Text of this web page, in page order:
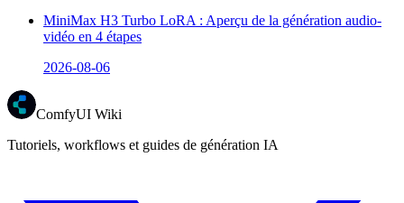
MiniMax H3 Turbo LoRA : Aperçu de la génération audio-
vidéo en 4 étapes
2026-08-06
ComfyUI Wiki
Tutoriels, workflows et guides de génération IA